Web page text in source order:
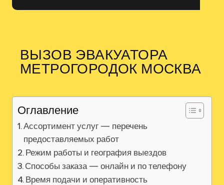
ВЫЗОВ ЭВАКУАТОРА
МЕТРОГОРОДОК МОСКВА
Оглавление
Ассортимент услуг — перечень
предоставляемых работ
Режим работы и география выездов
Способы заказа — онлайн и по телефону
Время подачи и оперативность